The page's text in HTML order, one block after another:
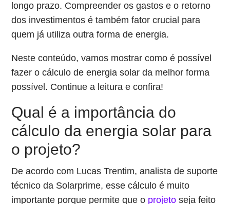
longo prazo. Compreender os gastos e o retorno
dos investimentos é também fator crucial para
quem já utiliza outra forma de energia.
Neste conteúdo, vamos mostrar como é possível
fazer o cálculo de energia solar da melhor forma
possível. Continue a leitura e confira!
Qual é a importância do
cálculo da energia solar para
o projeto?
De acordo com Lucas Trentim, analista de suporte
técnico da Solarprime, esse cálculo é muito
importante porque permite que o projeto seja feito